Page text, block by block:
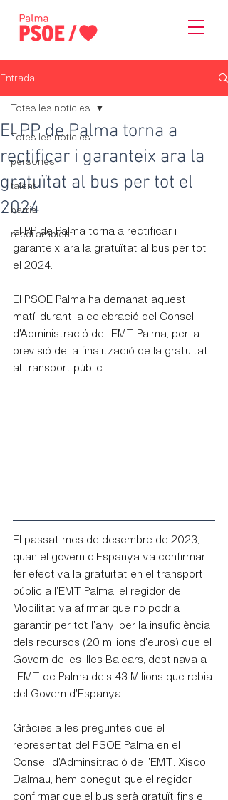
Entrada
Totes les notícies
persones
talent
barris
medi ambient
Totes les notícies
El PP de Palma torna a
rectificar i garanteix ara la
gratuïtat al bus per tot el
2024
El PP de Palma torna a rectificar i
garanteix ara la gratuïtat al bus per tot
el 2024.
El PSOE Palma ha demanat aquest
matí, durant la celebració del Consell
d'Administració de l'EMT Palma, per la
previsió de la finalització de la gratuïtat
al transport públic.
El passat mes de desembre de 2023,
quan el govern d'Espanya va confirmar
fer efectiva la gratuïtat en el transport
públic a l'EMT Palma, el regidor de
Mobilitat va afirmar que no podria
garantir per tot l'any, per la insuficiència
dels recursos (20 milions d'euros) que el
Govern de les Illes Balears, destinava a
l'EMT de Palma dels 43 Milions que rebia
del Govern d'Espanya.
Gràcies a les preguntes que el
representat del PSOE Palma en el
Consell d'Adminsitració de l'EMT, Xisco
Dalmau, hem conegut que el regidor
confirmar que el bus serà gratuït fins el